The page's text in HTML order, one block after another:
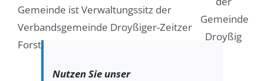
Gemeinde ist Verwaltungssitz der
Verbandsgemeinde Droyßiger-Zeitzer
Forst.
Nutzen Sie unser